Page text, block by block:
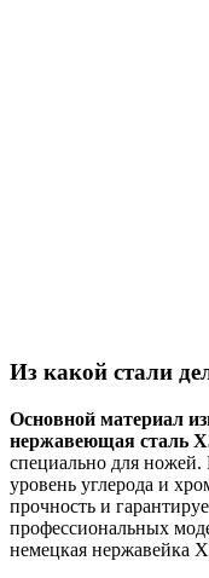
Из какой стали
Основной материал
нержавеющая сталь
специально для ножей.
уровень углерода и
прочность и
профессиональных
немецкая нержавейка